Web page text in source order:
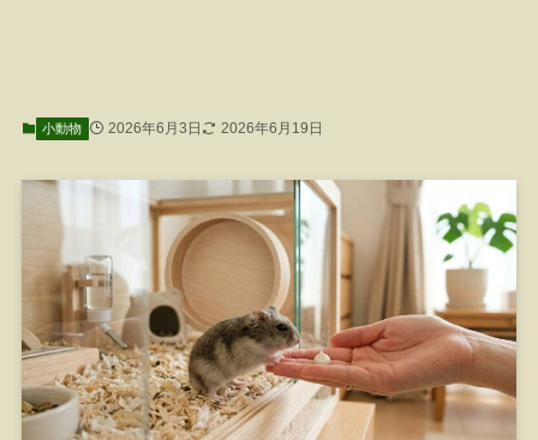
小動物 2026年6月3日 2026年6月19日